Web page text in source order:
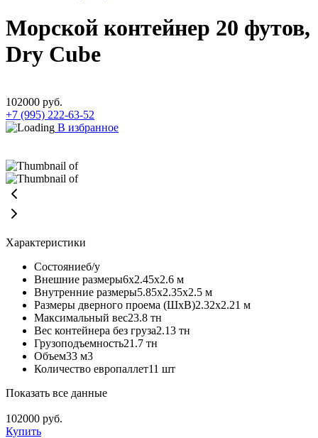
Морской контейнер 20 футов,
Dry Cube
102000 руб.
+7 (995) 222-63-52
В избранное
Характеристики
Состояниеб/у
Внешние размеры6х2.45х2.6 м
Внутренние размеры5.85х2.35х2.5 м
Размеры дверного проема (ШхВ)2.32х2.21 м
Максимальный вес23.8 тн
Вес контейнера без груза2.13 тн
Грузоподъемность21.7 тн
Объем33 м3
Количество европаллет11 шт
Показать все данные
102000 руб.
Купить